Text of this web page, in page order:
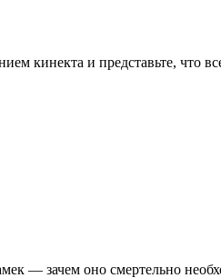
кинекта и представьте, что
— зачем оно смертельно